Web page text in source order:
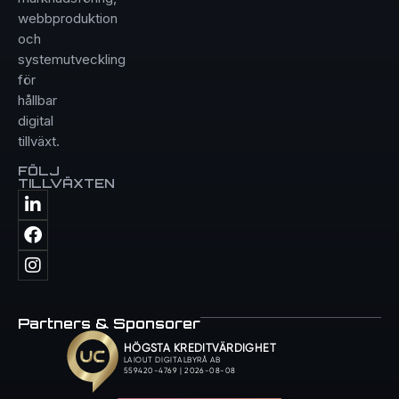
webbproduktion
och
systemutveckling
för
hållbar
digital
tillväxt.
FÖLJ
TILLVÄXTEN
Partners & Sponsorer